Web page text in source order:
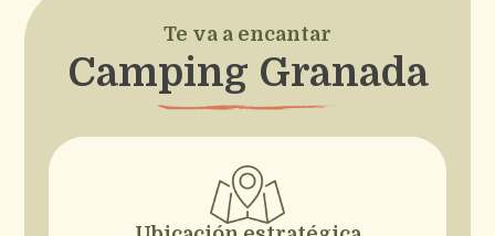
Te va a encantar
Camping Granada